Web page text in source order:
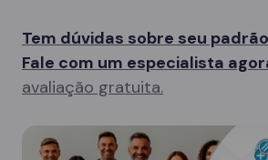
Tem dúvidas sobre seu
Fale com um especialista
avaliação gratuita.